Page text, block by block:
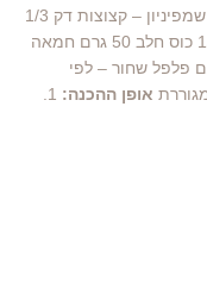
יש בהם פחות מים – מגוררים גס 4 פטריות שמפיניון – קצוצות דק 1/3
כוס תרד – סחוט, חלוט וקצוץ דק 2 ביצים 1/3 כוס חלב 50 גרם חמאה
פלפל שחור – לפי
אופן ההכנה: